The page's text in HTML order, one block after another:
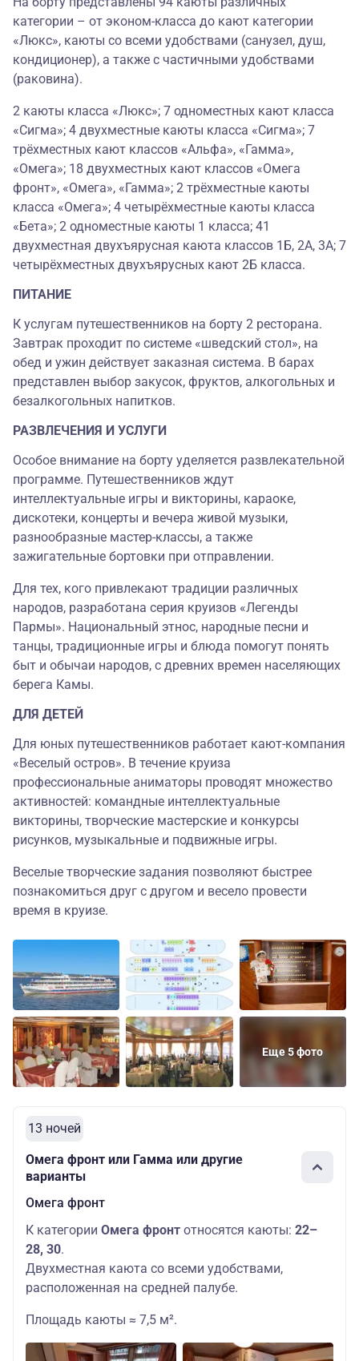
категории – от эконом-класса до кают категории
«Люкс», каюты со всеми удобствами (санузел, душ,
кондиционер), а также с частичными удобствами
(раковина).
2 каюты класса «Люкс»; 7 одноместных кают класса
«Сигма»; 4 двухместные каюты класса «Сигма»; 7
трёхместных кают классов «Альфа», «Гамма»,
«Омега»; 18 двухместных кают классов «Омега
фронт», «Омега», «Гамма»; 2 трёхместные каюты
класса «Омега»; 4 четырёхместные каюты класса
«Бета»; 2 одноместные каюты 1 класса; 41
двухместная двухъярусная каюта классов 1Б, 2А, 3А; 7
четырёхместных двухъярусных кают 2Б класса.
ПИТАНИЕ
К услугам путешественников на борту 2 ресторана.
Завтрак проходит по системе «шведский стол», на
обед и ужин действует заказная система. В барах
представлен выбор закусок, фруктов, алкогольных и
безалкогольных напитков.
РАЗВЛЕЧЕНИЯ И УСЛУГИ
Особое внимание на борту уделяется развлекательной
программе. Путешественников ждут
интеллектуальные игры и викторины, караоке,
дискотеки, концерты и вечера живой музыки,
разнообразные мастер-классы, а также
зажигательные бортовки при отправлении.
Для тех, кого привлекают традиции различных
народов, разработана серия круизов «Легенды
Пармы». Национальный этнос, народные песни и
танцы, традиционные игры и блюда помогут понять
быт и обычаи народов, с древних времен населяющих
берега Камы.
ДЛЯ ДЕТЕЙ
Для юных путешественников работает кают-компания
«Веселый остров». В течение круиза
профессиональные аниматоры проводят множество
активностей: командные интеллектуальные
викторины, творческие мастерские и конкурсы
рисунков, музыкальные и подвижные игры.
Веселые творческие задания позволяют быстрее
познакомиться друг с другом и весело провести
время в круизе.
Еще 5 фото
13 ночей
Омега фронт или Гамма или другие
варианты
Омега фронт
К категории Омега фронт относятся каюты: 22–
28, 30.
Двухместная каюта со всеми удобствами,
расположенная на средней палубе.
Площадь каюты ≈ 7,5 м².